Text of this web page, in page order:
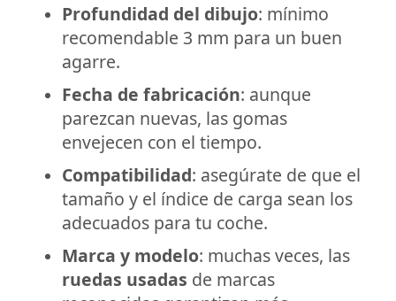
Profundidad del dibujo: mínimo
recomendable 3 mm para un buen
agarre.
Fecha de fabricación: aunque
parezcan nuevas, las gomas
envejecen con el tiempo.
Compatibilidad: asegúrate de que el
tamaño y el índice de carga sean los
adecuados para tu coche.
Marca y modelo: muchas veces, las
ruedas usadas de marcas